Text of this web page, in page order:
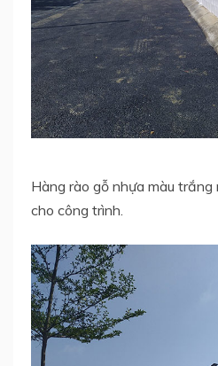
Hàng rào gỗ nhựa màu
cho công trình.